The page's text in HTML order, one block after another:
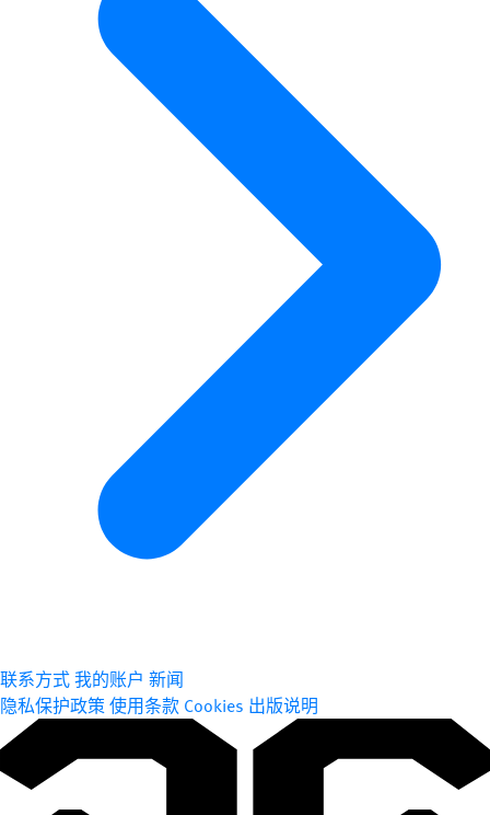
联系方式我的账户 新闻
隐私保护政策使用条款 Cookies 出版说明